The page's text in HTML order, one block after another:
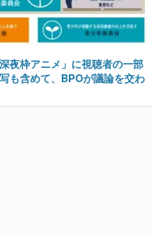
夜枠アニメ」に視聴者の一部
も含めて、BPOが議論を交わ